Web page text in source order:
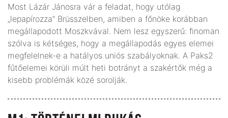
Most Lázár Jánosra vár a feladat, hogy utólag
„lepapírozza” Brüsszelben, amiben a főnöke korábban
megállapodott Moszkvával. Nem lesz egyszerű: finoman
szólva is kétséges, hogy a megállapodás egyes elemei
megfelelnek-e a hatályos uniós szabályoknak. A Paks2
fűtőelemei körüli múlt heti botrányt a szakértők még a
kisebb problémák közé sorolják.